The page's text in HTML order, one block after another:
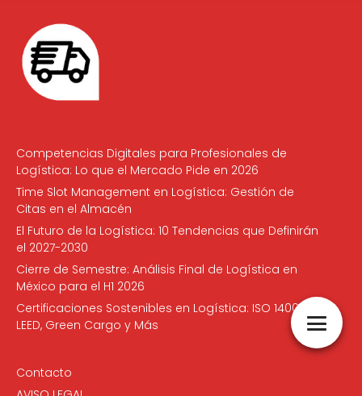
Competencias Digitales para Profesionales de
Logística: Lo que el Mercado Pide en 2026
Time Slot Management en Logística: Gestión de
Citas en el Almacén
El Futuro de la Logística: 10 Tendencias que Definirán
el 2027-2030
Cierre de Semestre: Análisis Final de Logística en
México para el H1 2026
Certificaciones Sostenibles en Logística: ISO 14001,
LEED, Green Cargo y Más
Contacto